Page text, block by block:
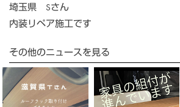
埼玉県 Sさん
内装リペア施工です
その他のニュースを見る